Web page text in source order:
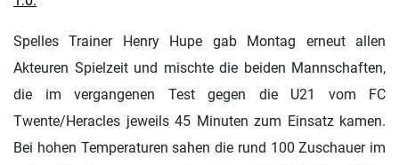
Spelles Trainer Henry Hupe gab Montag erneut allen
Akteuren Spielzeit und mischte die beiden Mannschaften,
die im vergangenen Test gegen die U21 vom FC
Twente/Heracles jeweils 45 Minuten zum Einsatz kamen.
Bei hohen Temperaturen sahen die rund 100 Zuschauer im